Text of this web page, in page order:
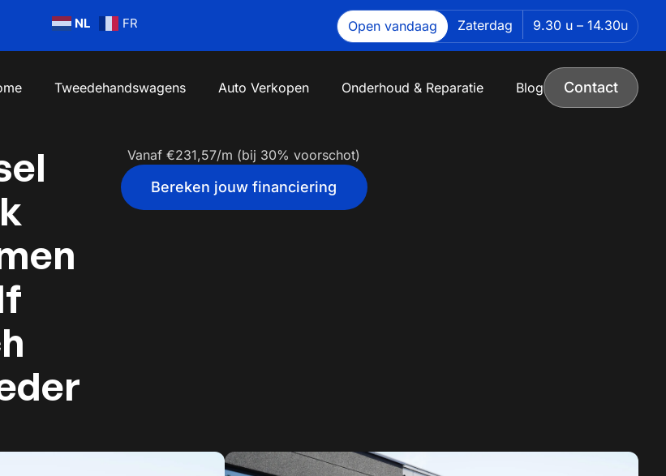
NL FR Open vandaag Zaterdag 9.30 u – 14.30u
Tweedehandswagens Auto Verkopen Onderhoud & Reparatie Blog Contact
Vanaf €231,57/m (bij 30% voorschot)
Bereken jouw financiering